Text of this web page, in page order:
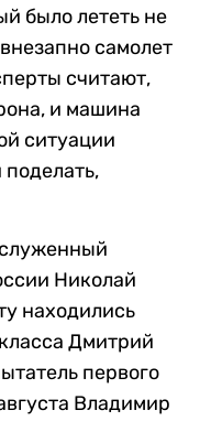
было лететь не
самолет
считают,
и машина
ситуации
Николай
находились
Дмитрий
первого
Владимир